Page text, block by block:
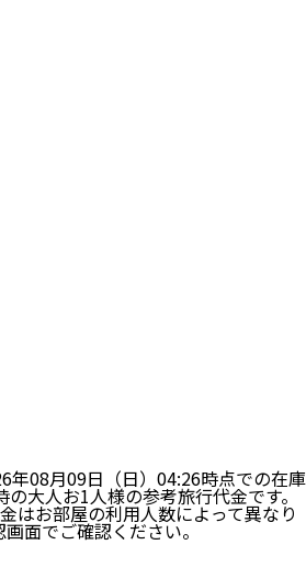
年08月09日（日）04:26時点での在庫
の大人お1人様の参考旅行代金です。
はお部屋の利用人数によって異なり
面でご確認ください。